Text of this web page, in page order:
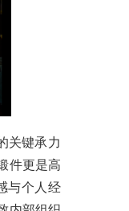
关键承力
件更是高
与个人经